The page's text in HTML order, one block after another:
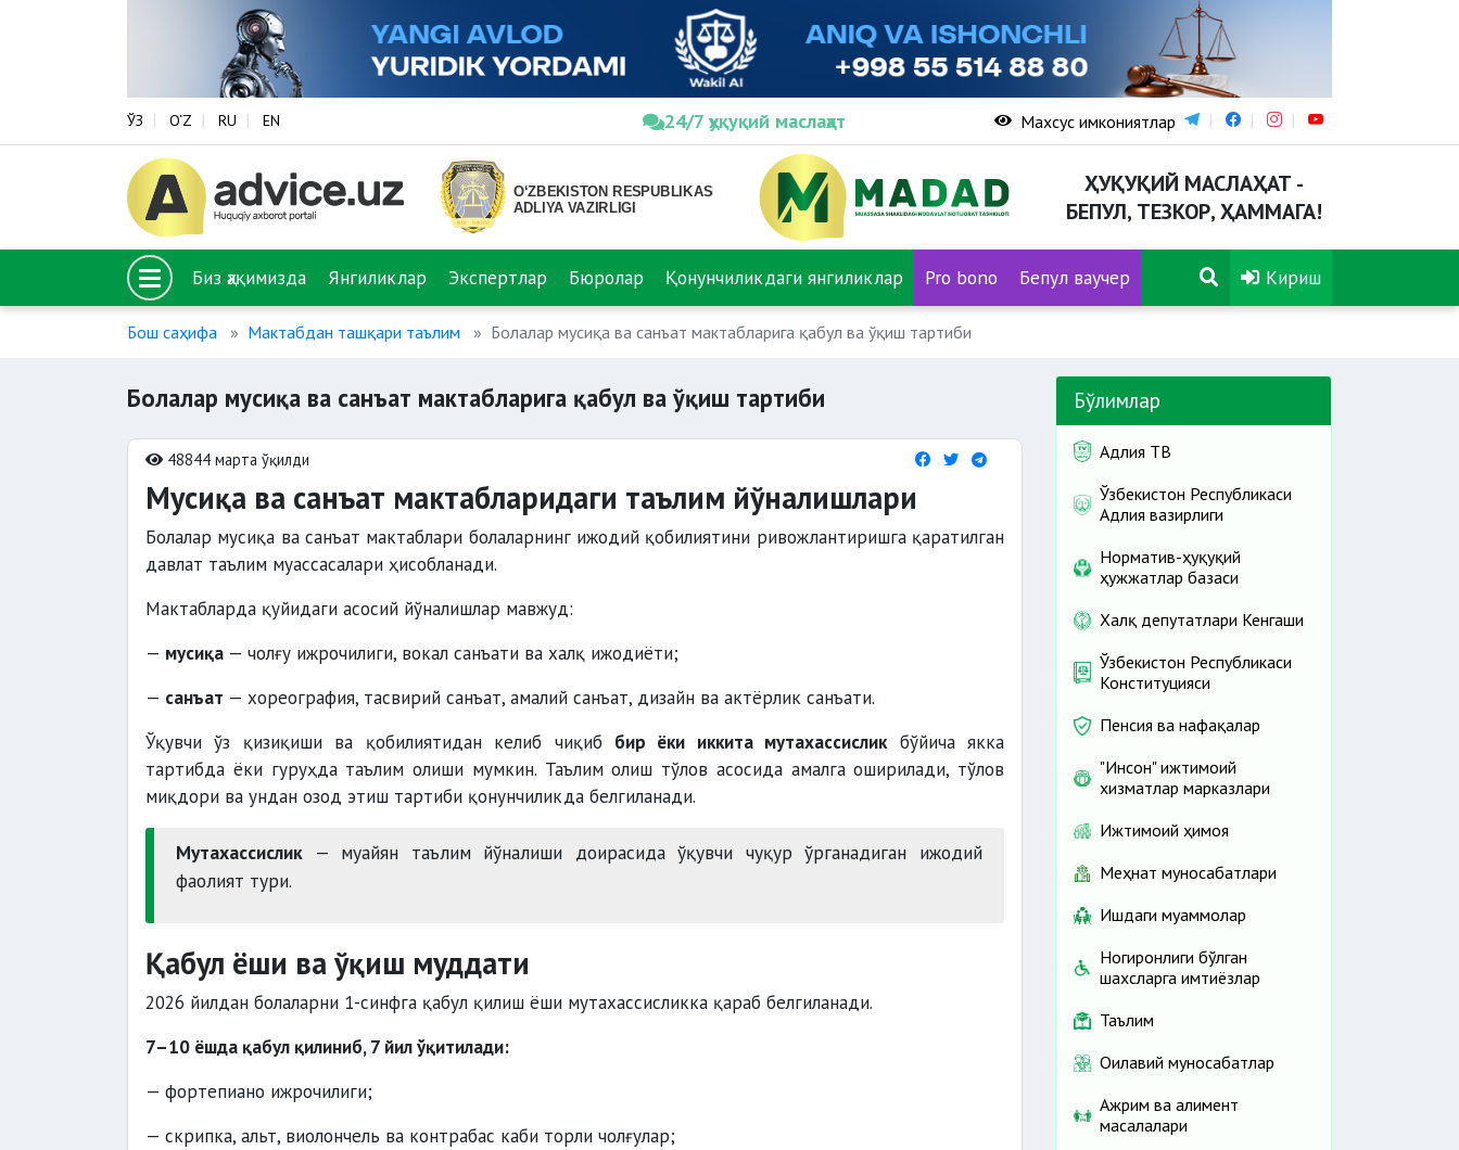
ЎЗ O‘Z RU EN 24/7 ҳуқуқий маслаҳат Махсус имкониятлар
ҲУҚУҚИЙ МАСЛАҲАТ -
БЕПУЛ, ТЕЗКОР, ҲАММАГА!
Биз ҳақимизда Янгиликлар Экспертлар Бюролар Қонунчиликдаги янгиликлар Pro bono Бепул ваучер Кириш
Бош саҳифа Мактабдан ташқари таълим Болалар мусиқа ва санъат мактабларига қабул ва ўқиш тартиби
Болалар мусиқа ва санъат мактабларига қабул ва ўқиш тартиби
48844 марта ўқилди
Мусиқа ва санъат мактабларидаги таълим йўналишлари
Болалар мусиқа ва санъат мактаблари болаларнинг ижодий қобилиятини ривожлантиришга қаратилган
давлат таълим муассасалари ҳисобланади.
Мактабларда қуйидаги асосий йўналишлар мавжуд:
— мусиқа — чолғу ижрочилиги, вокал санъати ва халқ ижодиёти;
— санъат — хореография, тасвирий санъат, амалий санъат, дизайн ва актёрлик санъати.
Ўқувчи ўз қизиқиши ва қобилиятидан келиб чиқиб бир ёки иккита мутахассисликбўйича якка
тартибда ёки гуруҳда таълим олиши мумкин. Таълим олиш тўлов асосида амалга оширилади, тўлов
миқдори ва ундан озод этиш тартиби қонунчиликда белгиланади.
Мутахассислик — муайян таълим йўналиши доирасида ўқувчи чуқур ўрганадиган ижодий
фаолият тури.
Қабул ёши ва ўқиш муддати
2026 йилдан болаларни 1-синфга қабул қилиш ёши мутахассисликка қараб белгиланади.
7–10 ёшда қабул қилиниб, 7 йил ўқитилади:
— фортепиано ижрочилиги;
— скрипка, альт, виолончель ва контрабас каби торли чолғулар;
Бўлимлар
Адлия ТВ
Ўзбекистон Республикаси
Адлия вазирлиги
Норматив-ҳуқуқий
ҳужжатлар базаси
Халқ депутатлари Кенгаши
Ўзбекистон Республикаси
Конституцияси
Пенсия ва нафақалар
"Инсон" ижтимоий
хизматлар марказлари
Ижтимоий ҳимоя
Меҳнат муносабатлари
Ишдаги муаммолар
Ногиронлиги бўлган
шахсларга имтиёзлар
Таълим
Оилавий муносабатлар
Ажрим ва алимент
масалалари